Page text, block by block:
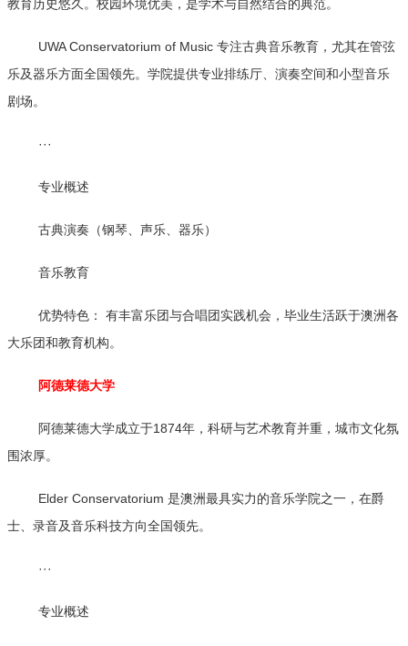
教育历史悠久。校园环境优美，是学术与自然结合的典范。
UWA Conservatorium of Music 专注古典音乐教育，尤其在管弦
乐及器乐方面全国领先。学院提供专业排练厅、演奏空间和小型音乐
剧场。
···
专业概述
古典演奏（钢琴、声乐、器乐）
音乐教育
优势特色： 有丰富乐团与合唱团实践机会，毕业生活跃于澳洲各
大乐团和教育机构。
阿德莱德大学
阿德莱德大学成立于1874年，科研与艺术教育并重，城市文化氛
围浓厚。
Elder Conservatorium 是澳洲最具实力的音乐学院之一，在爵
士、录音及音乐科技方向全国领先。
···
专业概述